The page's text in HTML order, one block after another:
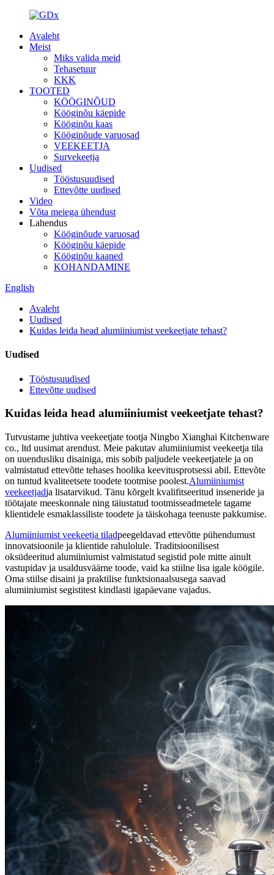
Avaleht
Meist
Miks valida meid
Tehasetuur
KKK
TOOTED
KÖÖGINÕUD
Kööginõu käepide
Kööginõu kaas
Kööginõude varuosad
VEEKEETJA
Survekeetja
Uudised
Tööstusuudised
Ettevõtte uudised
Video
Võta meiega ühendust
Lahendus
Kööginõude varuosad
Kööginõu käepide
Kööginõu kaaned
KOHANDAMINE
English
Avaleht
Uudised
Kuidas leida head alumiiniumist veekeetjate tehast?
Uudised
Tööstusuudised
Ettevõtte uudised
Kuidas leida head alumiiniumist veekeetjate tehast?
Tutvustame juhtiva veekeetjate tootja Ningbo Xianghai Kitchenware
co., ltd uusimat arendust. Meie pakutav alumiiniumist veekeetja tila
on uuendusliku disainiga, mis sobib paljudele veekeetjatele ja on
valmistatud ettevõtte tehases hoolika keevitusprotsessi abil. Ettevõte
on tuntud kvaliteetsete toodete tootmise poolest.Alumiiniumist
veekeetjadja lisatarvikud. Tänu kõrgelt kvalifitseeritud inseneride ja
töötajate meeskonnale ning täiustatud tootmisseadmetele tagame
klientidele esmaklassiliste toodete ja täiskohaga teenuste pakkumise.
Alumiiniumist veekeetja tiladpeegeldavad ettevõtte pühendumust
innovatsioonile ja klientide rahulolule. Traditsioonilisest
oksüdeeritud alumiiniumist valmistatud segistid pole mitte ainult
vastupidav ja usaldusväärne toode, vaid ka stiilne lisa igale köögile.
Oma stiilse disaini ja praktilise funktsionaalsusega saavad
alumiiniumist segistitest kindlasti igapäevane vajadus.